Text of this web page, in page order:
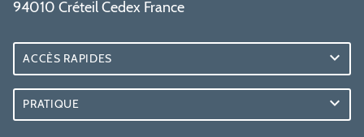
94010 Créteil Cedex France
ACCÈS RAPIDES
PRATIQUE